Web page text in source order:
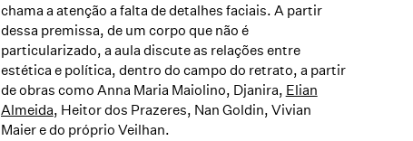
chama a atenção a falta de detalhes faciais. A partir
dessa premissa, de um corpo que não é
particularizado, a aula discute as relações entre
estética e política, dentro do campo do retrato, a partir
de obras como Anna Maria Maiolino, Djanira, Elian
Almeida, Heitor dos Prazeres, Nan Goldin, Vivian
Maier e do próprio Veilhan.